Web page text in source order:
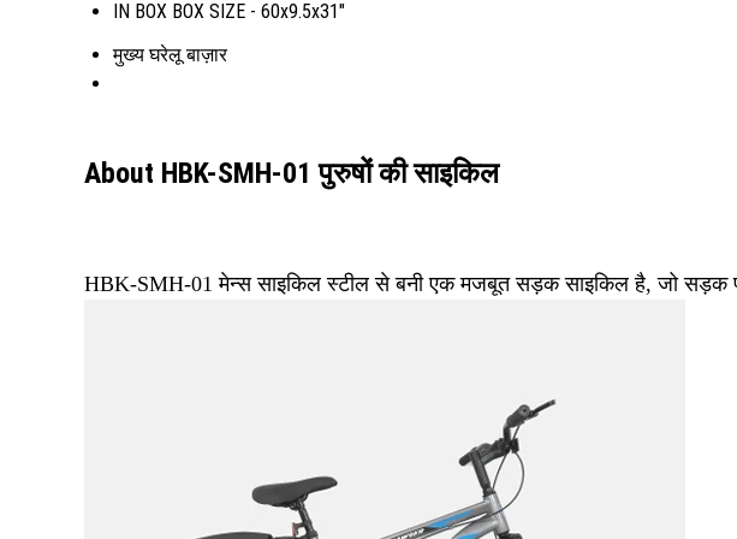
IN BOX BOX SIZE - 60x9.5x31"
मुख्य घरेलू बाज़ार
About HBK-SMH-01 पुरुषों की साइकिल
HBK-SMH-01 मेन्स साइकिल स्टील से बनी एक मजबूत सड़क साइकिल है, जो सड़क